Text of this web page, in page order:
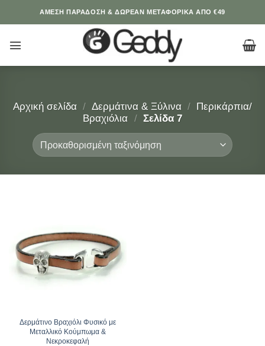
ΆΜΕΣΗ ΠΑΡΑΔΟΣΗ & ΔΩΡΕΑΝ ΜΕΤΑΦΟΡΙΚΑ ΑΠΟ €49
Αρχική σελίδα / Δερμάτινα & Ξύλινα / Περικάρπια/
Βραχιόλια / Σελίδα 7
Δερμάτινο Βραχιόλι Φυσικό με
Μεταλλικό Κούμπωμα &
Νεκροκεφαλή